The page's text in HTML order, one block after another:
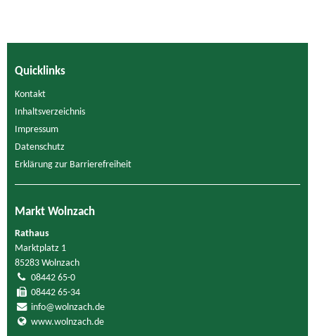
Quicklinks
Kontakt
Inhaltsverzeichnis
Impressum
Datenschutz
Erklärung zur Barrierefreiheit
Markt Wolnzach
Rathaus
Marktplatz 1
85283 Wolnzach
08442 65-0
08442 65-34
info@wolnzach.de
www.wolnzach.de